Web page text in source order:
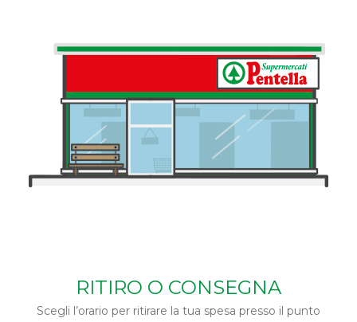
RITIRO O CONSEGNA
Scegli l’orario per ritirare la tua spesa presso il punto